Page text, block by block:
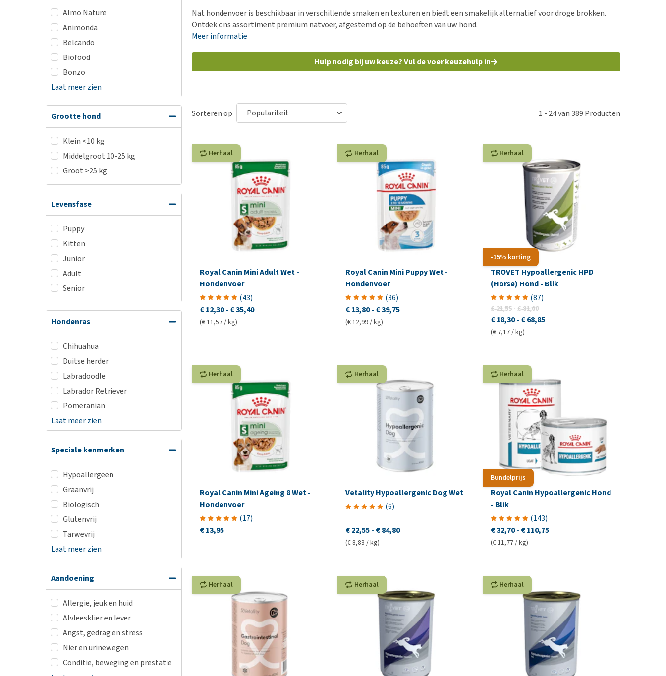
Biologisch hondenvoer
Vegan hondenvoer
Bekijk alles
Bench
Puppy benodigdheden
Bekijk alles
Ouderdom en dementie
Spieren, pezen en botten
Vruchtbaarheid
Almo Nature
Animonda
Belcando
Biofood
Bonzo
Laat meer zien
Grootte hond
Klein <10 kg
Middelgroot 10-25 kg
Groot >25 kg
Levensfase
Puppy
Kitten
Junior
Adult
Senior
Hondenras
Chihuahua
Duitse herder
Labradoodle
Labrador Retriever
Pomeranian
Laat meer zien
Speciale kenmerken
Hypoallergeen
Graanvrij
Biologisch
Glutenvrij
Tarwevrij
Laat meer zien
Aandoening
Allergie, jeuk en huid
Alvleesklier en lever
Angst, gedrag en stress
Nier en urinewegen
Conditie, beweging en prestatie
Nat hondenvoer is beschikbaar in verschillende smaken en texturen en biedt een smakelijk alternatief voor droge brokken.
Ontdek ons assortiment premium natvoer, afgestemd op de behoeften van uw hond.
Meer informatie
Hulp nodig bij uw keuze? Vul de voer keuzehulp in
Sorteren op 1 - 24van389 Producten
Herhaal
Royal Canin Mini Adult Wet -
Hondenvoer
(43)
€ 12,30- € 35,40
(€ 11,57 / kg)
Herhaal
Royal Canin Mini Puppy Wet -
Hondenvoer
(36)
€ 13,80 - € 39,75
(€ 12,99 / kg)
-15% korting
Herhaal
TROVET Hypoallergenic HPD
(Horse) Hond - Blik
(87)
€ 21,55 - € 81,00
€ 18,30- € 68,85
(€ 7,17 / kg)
Herhaal
Royal Canin Mini Ageing 8 Wet -
Hondenvoer
(17)
€ 13,95
Herhaal
Vetality Hypoallergenic Dog Wet
(6)
€ 22,55 - € 84,80
(€ 8,83 / kg)
Bundelprijs
Herhaal
Royal Canin Hypoallergenic Hond
- Blik
(143)
€ 32,70- € 110,75
(€ 11,77 / kg)
Herhaal Herhaal Herhaal